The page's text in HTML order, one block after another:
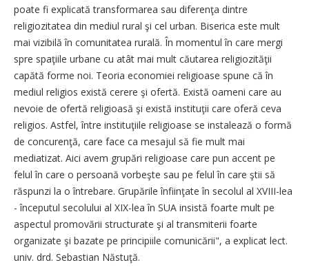
poate fi explicată transformarea sau diferenţa dintre
religiozitatea din mediul rural şi cel urban. Biserica este mult
mai vizibilă în comunitatea rurală. În momentul în care mergi
spre spaţiile urbane cu atât mai mult căutarea religiozităţii
capătă forme noi. Teoria economiei religioase spune că în
mediul religios există cerere şi ofertă. Există oameni care au
nevoie de ofertă religioasă şi există instituţii care oferă ceva
religios. Astfel, între instituţiile religioase se instalează o formă
de concurenţă, care face ca mesajul să fie mult mai
mediatizat. Aici avem grupări religioase care pun accent pe
felul în care o persoană vorbeşte sau pe felul în care ştii să
răspunzi la o întrebare. Grupările înfiinţate în secolul al XVIII-lea
- începutul secolului al XIX-lea în SUA insistă foarte mult pe
aspectul promovării structurate şi al transmiterii foarte
organizate şi bazate pe principiile comunicării", a explicat lect.
univ. drd. Sebastian Năstuţă.